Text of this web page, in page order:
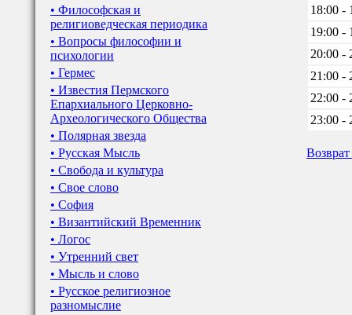
• Философская и
религиоведческая периодика
• Вопросы философии и
психологии
• Гермес
• Известия Пермского
Епархиального Церковно-
Археологического Общества
• Полярная звезда
• Русская Мысль
• Свобода и культура
• Свое слово
• София
• Византийский Временник
• Логос
• Утренний свет
• Мысль и слово
• Русское религиозное
разномыслие
18:00 -
19:00 -
20:00 -
21:00 -
22:00 -
23:00 -
Возврат